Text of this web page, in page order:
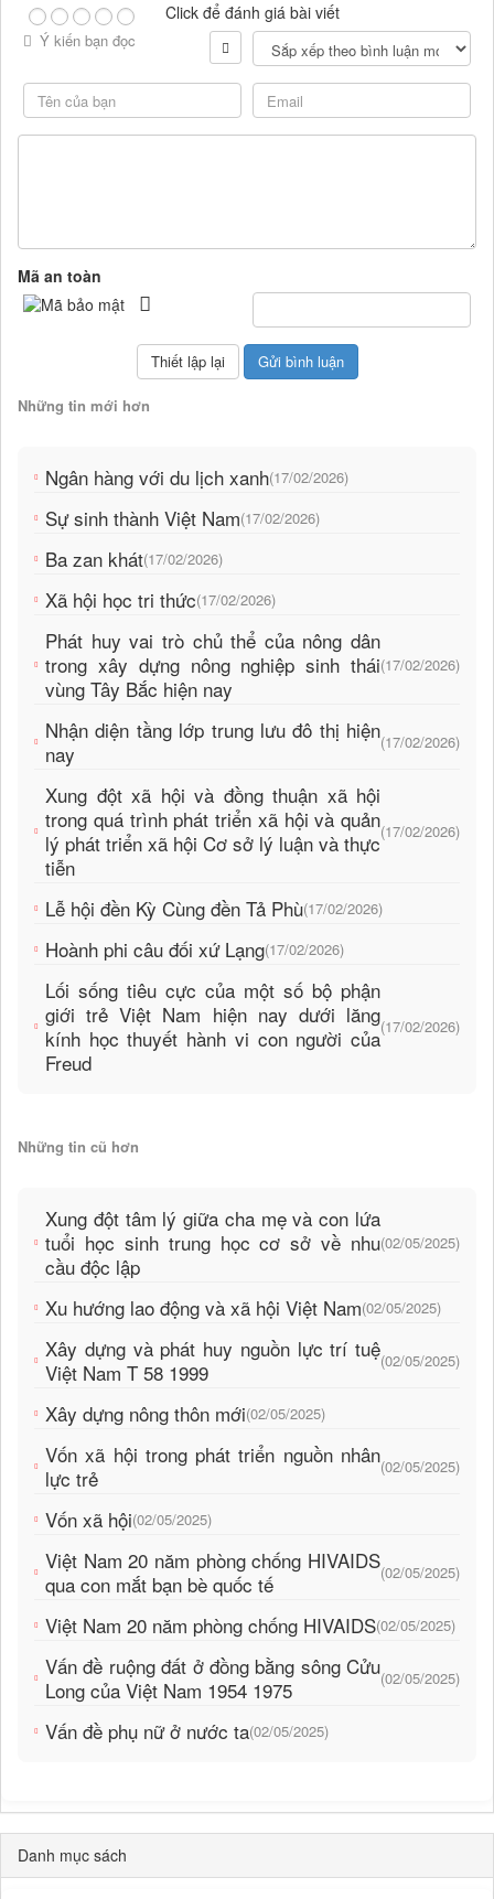
Click để đánh giá bài viết
Ý kiến bạn đọc
Mã an toàn
Những tin mới hơn
Ngân hàng với du lịch xanh(17/02/2026)
Sự sinh thành Việt Nam(17/02/2026)
Ba zan khát(17/02/2026)
Xã hội học tri thức(17/02/2026)
Phát huy vai trò chủ thể của nông dân
trong xây dựng nông nghiệp sinh thái
vùng Tây Bắc hiện nay
(17/02/2026)
Nhận diện tầng lớp trung lưu đô thị hiện
nay
(17/02/2026)
Xung đột xã hội và đồng thuận xã hội
trong quá trình phát triển xã hội và quản
lý phát triển xã hội Cơ sở lý luận và thực
tiễn
(17/02/2026)
Lễ hội đền Kỳ Cùng đền Tả Phù(17/02/2026)
Hoành phi câu đối xứ Lạng(17/02/2026)
Lối sống tiêu cực của một số bộ phận
giới trẻ Việt Nam hiện nay dưới lăng
kính học thuyết hành vi con người của
Freud
(17/02/2026)
Những tin cũ hơn
Xung đột tâm lý giữa cha mẹ và con lứa
tuổi học sinh trung học cơ sở về nhu
cầu độc lập
(02/05/2025)
Xu hướng lao động và xã hội Việt Nam(02/05/2025)
Xây dựng và phát huy nguồn lực trí tuệ
Việt Nam T 58 1999
(02/05/2025)
Xây dựng nông thôn mới(02/05/2025)
Vốn xã hội trong phát triển nguồn nhân
lực trẻ
(02/05/2025)
Vốn xã hội(02/05/2025)
Việt Nam 20 năm phòng chống HIVAIDS
qua con mắt bạn bè quốc tế
(02/05/2025)
Việt Nam 20 năm phòng chống HIVAIDS(02/05/2025)
Vấn đề ruộng đất ở đồng bằng sông Cửu
Long của Việt Nam 1954 1975
(02/05/2025)
Vấn đề phụ nữ ở nước ta(02/05/2025)
Danh mục sách